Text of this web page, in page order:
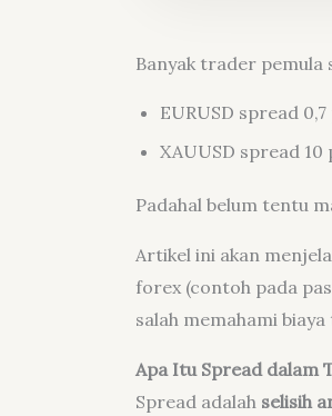
Banyak trader pemula
EURUSD spread
XAUUSD spread
Padahal belum tentu
Artikel ini akan
forex (contoh pada
salah memahami
Apa Itu Spread dalam
Spread adalah selisih